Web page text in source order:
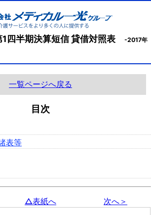
四半期決算短信 貸借対照表
-2017年
一覧ページへ戻る
目次
表等
△表紙へ 次へ＞